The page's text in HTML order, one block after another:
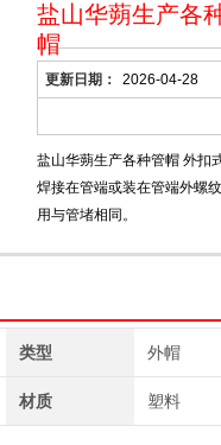
盐山华蒴生产各
帽
更新日期： 2026-04-28
盐山华蒴生产各种管帽 外扣
焊接在管端或装在管端外螺
用与管堵相同。
类型 外帽
材质 塑料